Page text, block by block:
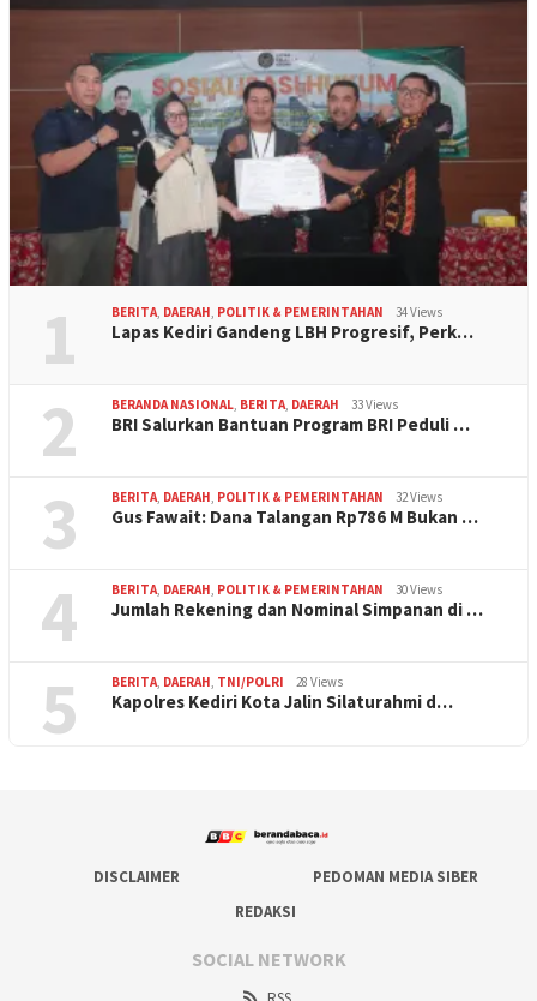
1 BERITA, DAERAH, POLITIK & PEMERINTAHAN 34 Views
Lapas Kediri Gandeng LBH Progresif, Perk…
2 BERANDA NASIONAL, BERITA, DAERAH 33 Views
BRI Salurkan Bantuan Program BRI Peduli …
3 BERITA, DAERAH, POLITIK & PEMERINTAHAN 32 Views
Gus Fawait: Dana Talangan Rp786 M Bukan …
4 BERITA, DAERAH, POLITIK & PEMERINTAHAN 30 Views
Jumlah Rekening dan Nominal Simpanan di …
5 BERITA, DAERAH, TNI/POLRI 28 Views
Kapolres Kediri Kota Jalin Silaturahmi d…
DISCLAIMER
PEDOMAN MEDIA SIBER
REDAKSI
SOCIAL NETWORK